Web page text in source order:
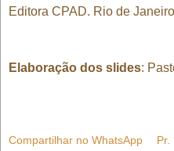
Editora CPAD. Rio de
Elaboração dos slides:
Compartilhar no WhatsApp Pr.